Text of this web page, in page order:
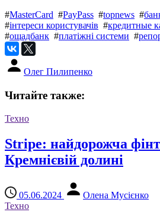
#MasterCard #PayPass #topnews #
#інтереси користувачів #кредитные
#ощадбанк #платіжні системи #
Олег Пилипенко
Читайте также:
Техно
Stripe: найдорожча
Кремнієвій долині
05.06.2024
Олена Мусієнко
Техно